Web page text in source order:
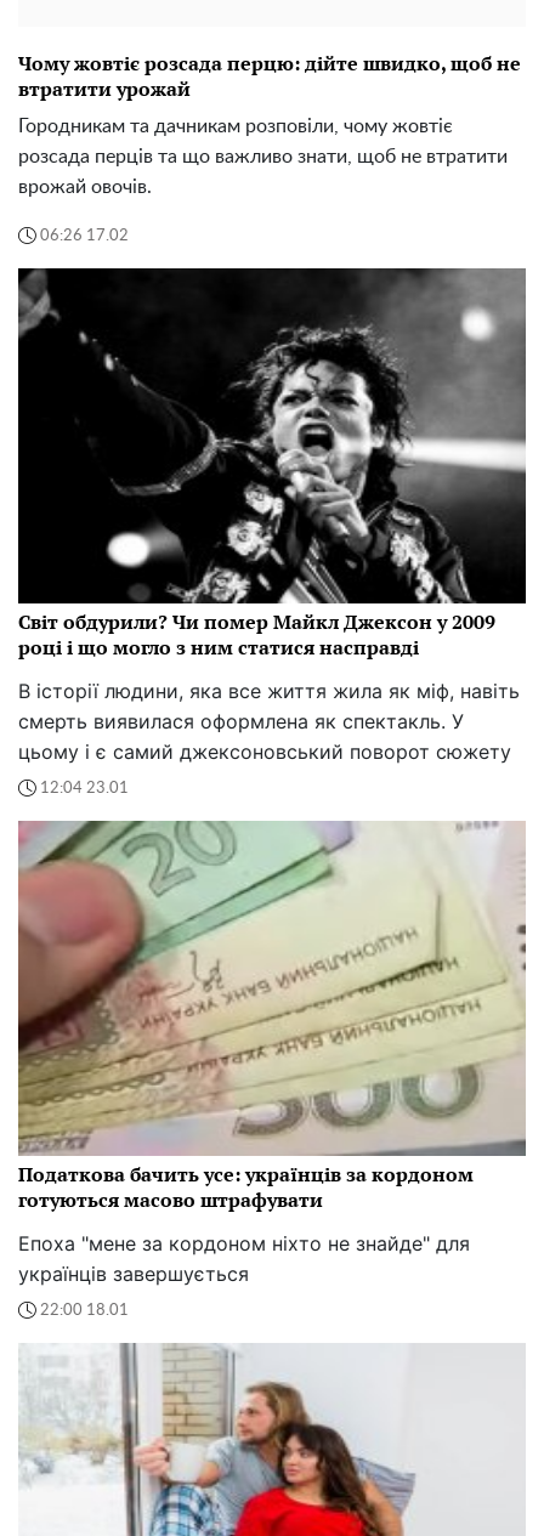
Чому жовтіє розсада перцю: дійте швидко, щоб не
втратити урожай
Городникам та дачникам розповіли, чому жовтіє
розсада перців та що важливо знати, щоб не втратити
врожай овочів.
06:26 17.02
Світ обдурили? Чи помер Майкл Джексон у 2009
році і що могло з ним статися насправді
В історії людини, яка все життя жила як міф, навіть
смерть виявилася оформлена як спектакль. У
цьому і є самий джексоновський поворот сюжету
12:04 23.01
Податкова бачить усе: українців за кордоном
готуються масово штрафувати
Епоха "мене за кордоном ніхто не знайде" для
українців завершується
22:00 18.01